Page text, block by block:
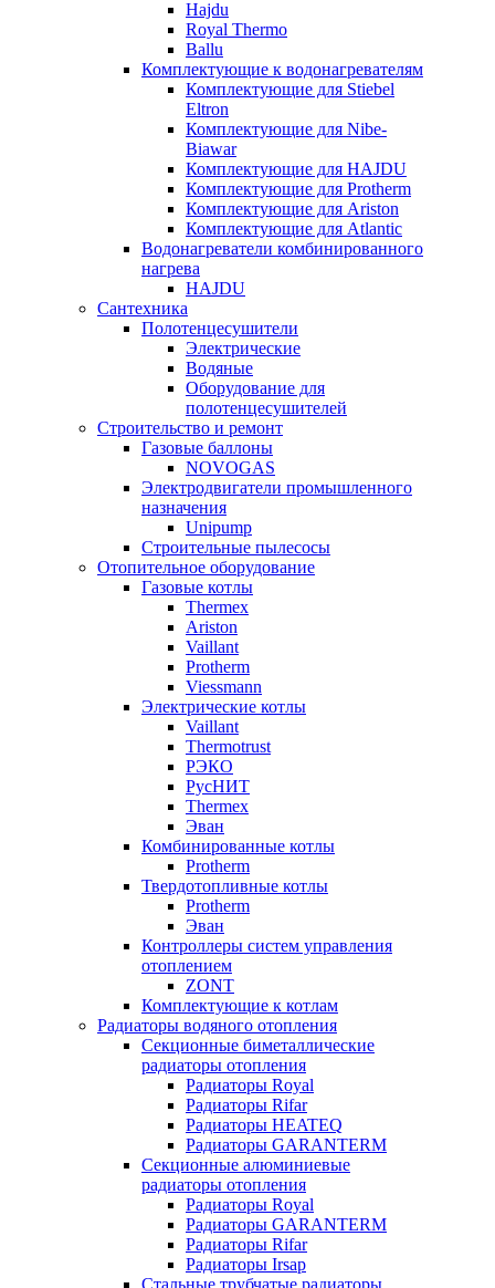
Hajdu
Royal Thermo
Ballu
Комплектующие к водонагревателям
Комплектующие для Stiebel
Eltron
Комплектующие для Nibe-
Biawar
Комплектующие для HAJDU
Комплектующие для Protherm
Комплектующие для Ariston
Комплектующие для Atlantic
Водонагреватели комбинированного
нагрева
HAJDU
Сантехника
Полотенцесушители
Электрические
Водяные
Оборудование для
полотенцесушителей
Строительство и ремонт
Газовые баллоны
NOVOGAS
Электродвигатели промышленного
назначения
Unipump
Строительные пылесосы
Отопительное оборудование
Газовые котлы
Thermex
Ariston
Vaillant
Protherm
Viessmann
Электрические котлы
Vaillant
Thermotrust
РЭКО
РусНИТ
Thermex
Эван
Комбинированные котлы
Protherm
Твердотопливные котлы
Protherm
Эван
Контроллеры систем управления
отоплением
ZONT
Комплектующие к котлам
Радиаторы водяного отопления
Секционные биметаллические
радиаторы отопления
Радиаторы Royal
Радиаторы Rifar
Радиаторы HEATEQ
Радиаторы GARANTERM
Секционные алюминиевые
радиаторы отопления
Радиаторы Royal
Радиаторы GARANTERM
Радиаторы Rifar
Радиаторы Irsap
Стальные трубчатые радиаторы